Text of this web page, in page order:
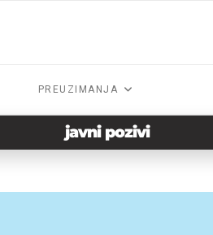
PREUZIMANJA
javni pozivi